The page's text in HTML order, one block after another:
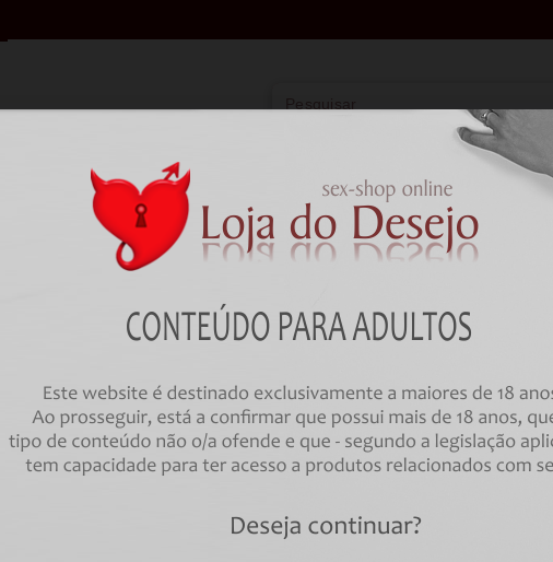
Vibradores Lingerie Farmácia
TEDDY PASSION - SENSIE BODY
Código: 00033922